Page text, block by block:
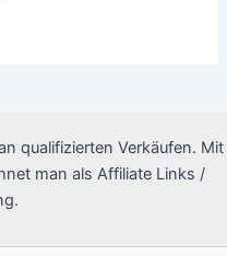
qualifizierten Verkäufen. Mit
man als Affiliate Links /